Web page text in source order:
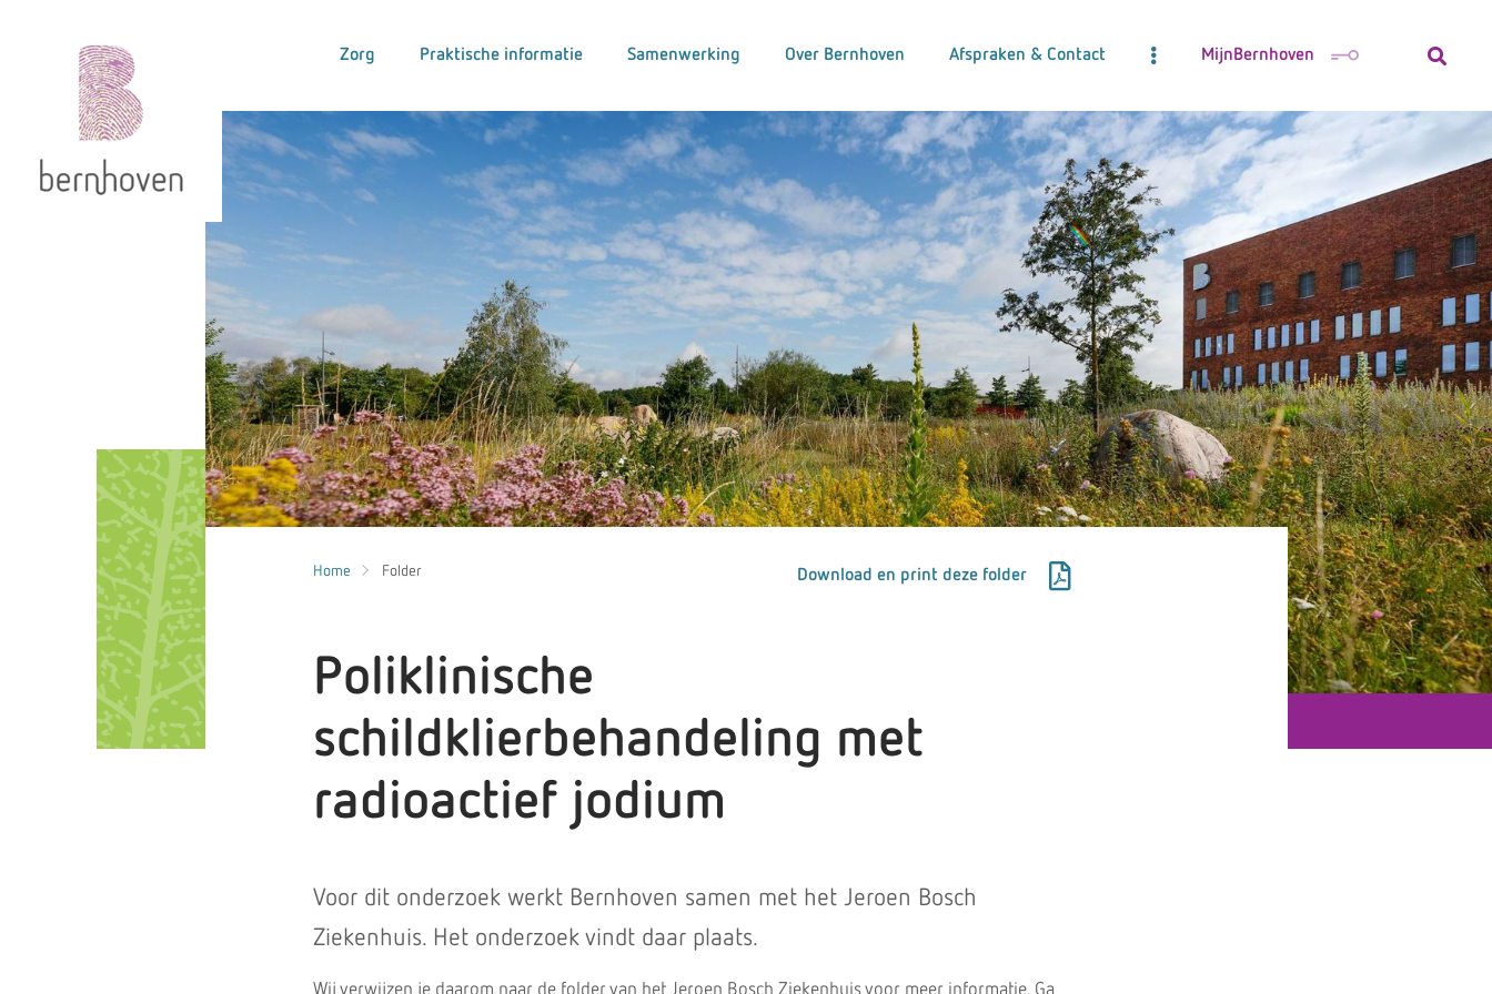
Zorg Praktische informatie Samenwerking Over Bernhoven Afspraken & Contact MijnBernhoven
Home Folder Download en print deze folder
Poliklinische
schildklierbehandeling met
radioactief jodium
Voor dit onderzoek werkt Bernhoven samen met het Jeroen Bosch
Ziekenhuis. Het onderzoek vindt daar plaats.
Wij verwijzen je daarom naar de folder van het Jeroen Bosch Ziekenhuis voor meer informatie. Ga